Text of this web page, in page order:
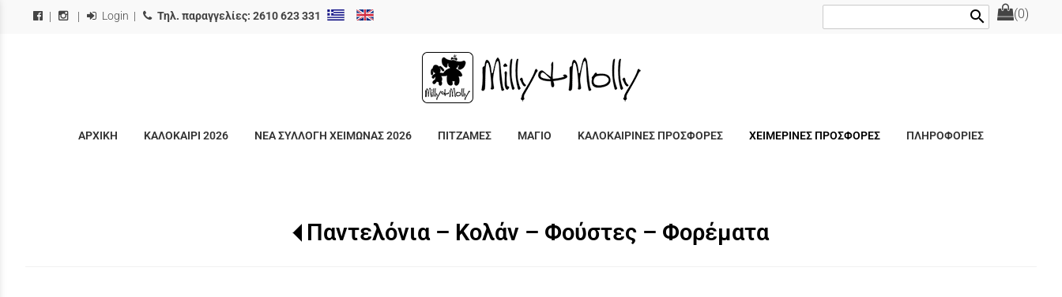
Login | Τηλ. παραγγελίες: 2610 623 331 (0)
search
ΑΡΧΙΚΗ ΚΑΛΟΚΑΙΡΙ 2026 ΝΕΑ ΣΥΛΛΟΓΗ ΧΕΙΜΩΝΑΣ 2026 ΠΙΤΖΑΜΕΣ ΜΑΓΙΟ ΚΑΛΟΚΑΙΡΙΝΕΣ ΠΡΟΣΦΟΡΕΣ ΧΕΙΜΕΡΙΝΕΣ ΠΡΟΣΦΟΡΕΣ ΠΛΗΡΟΦΟΡΙΕΣ
Παντελόνια – Κολάν – Φούστες – Φορέματα